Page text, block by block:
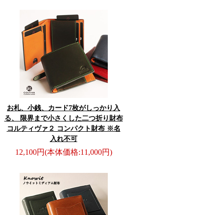
お札、小銭、カード7枚がしっかり入
る、 限界まで小さくした二つ折り財布
コルティヴァ２ コンパクト財布 ※名
入れ不可
12,100円(本体価格:11,000円)